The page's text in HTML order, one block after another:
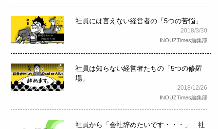
社員には言えない経営者の「5つの苦悩」
2018/3/30
INOUZTimes編集部
社員は知らない経営者たちの「5つの修羅
場」
2018/12/26
INOUZTimes編集部
社員から「会社辞めたいです・・・」 社